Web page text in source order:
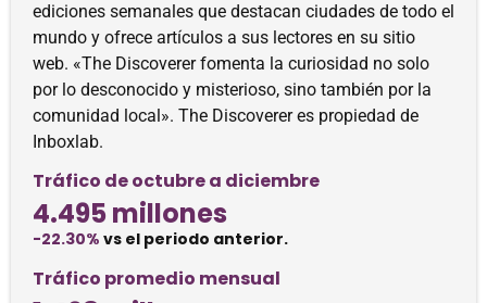
ediciones semanales que destacan ciudades de todo el
mundo y ofrece artículos a sus lectores en su sitio
web. «The Discoverer fomenta la curiosidad no solo
por lo desconocido y misterioso, sino también por la
comunidad local». The Discoverer es propiedad de
Inboxlab.
Tráfico de octubre a diciembre
4.495 millones
-22.30% vs el periodo anterior.
Tráfico promedio mensual